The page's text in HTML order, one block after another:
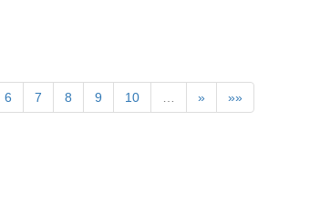
6 7 8 9 10 … » »»